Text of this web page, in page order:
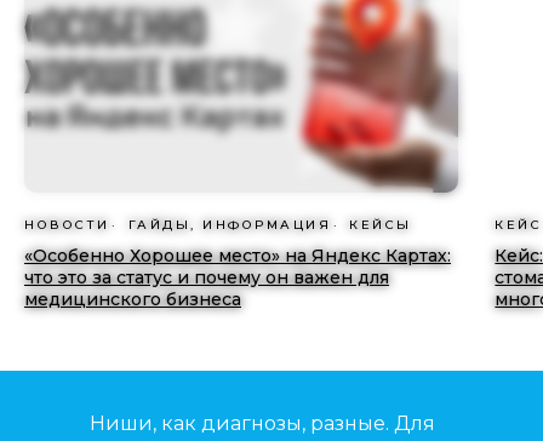
НОВОСТИ ГАЙДЫ, ИНФОРМАЦИЯ КЕЙСЫ
«Особенно Хорошее место» на Яндекс Картах:
что это за статус и почему он важен для
медицинского бизнеса
Ниши, как диагнозы, разные. Для